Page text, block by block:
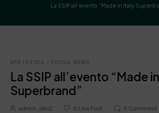
La SSIP all’evento “Made in Italy
APR 19 2024 / FOCUS, NEWS
La SSIP all’evento “Made
Superbrand”
admin_dev2 0 Like Post 0 Comment